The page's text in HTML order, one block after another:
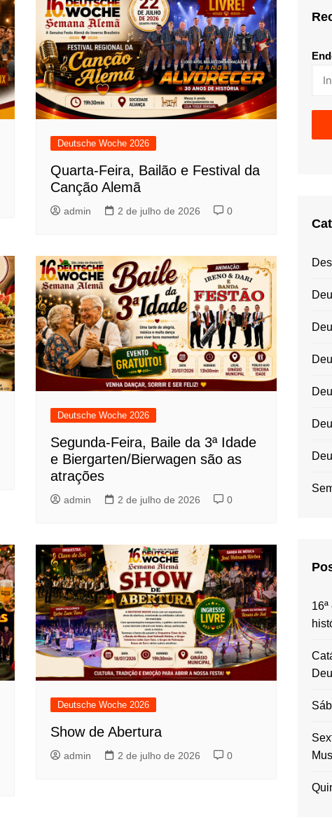
Deutsche Woche 2026
Quarta-Feira, Bailão e Festival da
Canção Alemã
admin 2 de julho de 2026 0
Deutsche Woche 2026
Segunda-Feira, Baile da 3ª Idade
e Biergarten/Bierwagen são as
atrações
admin 2 de julho de 2026 0
Deutsche Woche 2026
Show de Abertura
admin 2 de julho de 2026 0